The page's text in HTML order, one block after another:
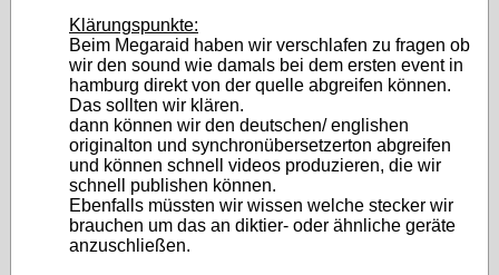
Klärungspunkte:
Beim Megaraid haben wir verschlafen zu fragen ob
wir den sound wie damals bei dem ersten event in
hamburg direkt von der quelle abgreifen können.
Das sollten wir klären.
dann können wir den deutschen/ englishen
originalton und synchronübersetzerton abgreifen
und können schnell videos produzieren, die wir
schnell publishen können.
Ebenfalls müssten wir wissen welche stecker wir
brauchen um das an diktier- oder ähnliche geräte
anzuschließen.